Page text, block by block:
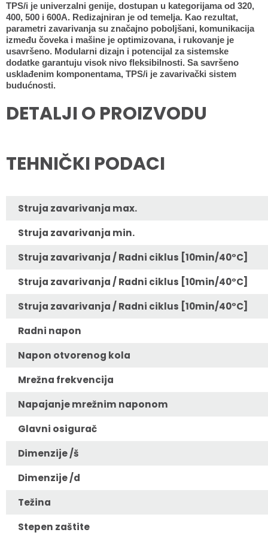
TPS/i je univerzalni genije, dostupan u kategorijama od 320,
400, 500 i 600A. Redizajniran je od temelja. Kao rezultat,
parametri zavarivanja su značajno poboljšani, komunikacija
između čoveka i mašine je optimizovana, i rukovanje je
usavršeno. Modularni dizajn i potencijal za sistemske
dodatke garantuju visok nivo fleksibilnosti. Sa savršeno
usklađenim komponentama, TPS/i je zavarivački sistem
budućnosti.
DETALJI O PROIZVODU
TEHNIČKI PODACI
Struja zavarivanja max.
Struja zavarivanja min.
Struja zavarivanja / Radni ciklus [10min/40°C]
Struja zavarivanja / Radni ciklus [10min/40°C]
Struja zavarivanja / Radni ciklus [10min/40°C]
Radni napon
Napon otvorenog kola
Mrežna frekvencija
Napajanje mrežnim naponom
Glavni osigurač
Dimenzije /š
Dimenzije /d
Težina
Stepen zaštite